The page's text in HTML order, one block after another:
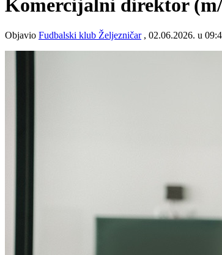
Komercijalni direktor
Objavio Fudbalski klub Željezničar, 02.06.2026. u